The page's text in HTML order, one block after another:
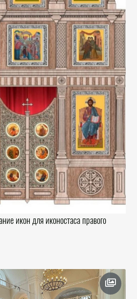
икон для иконостаса правого